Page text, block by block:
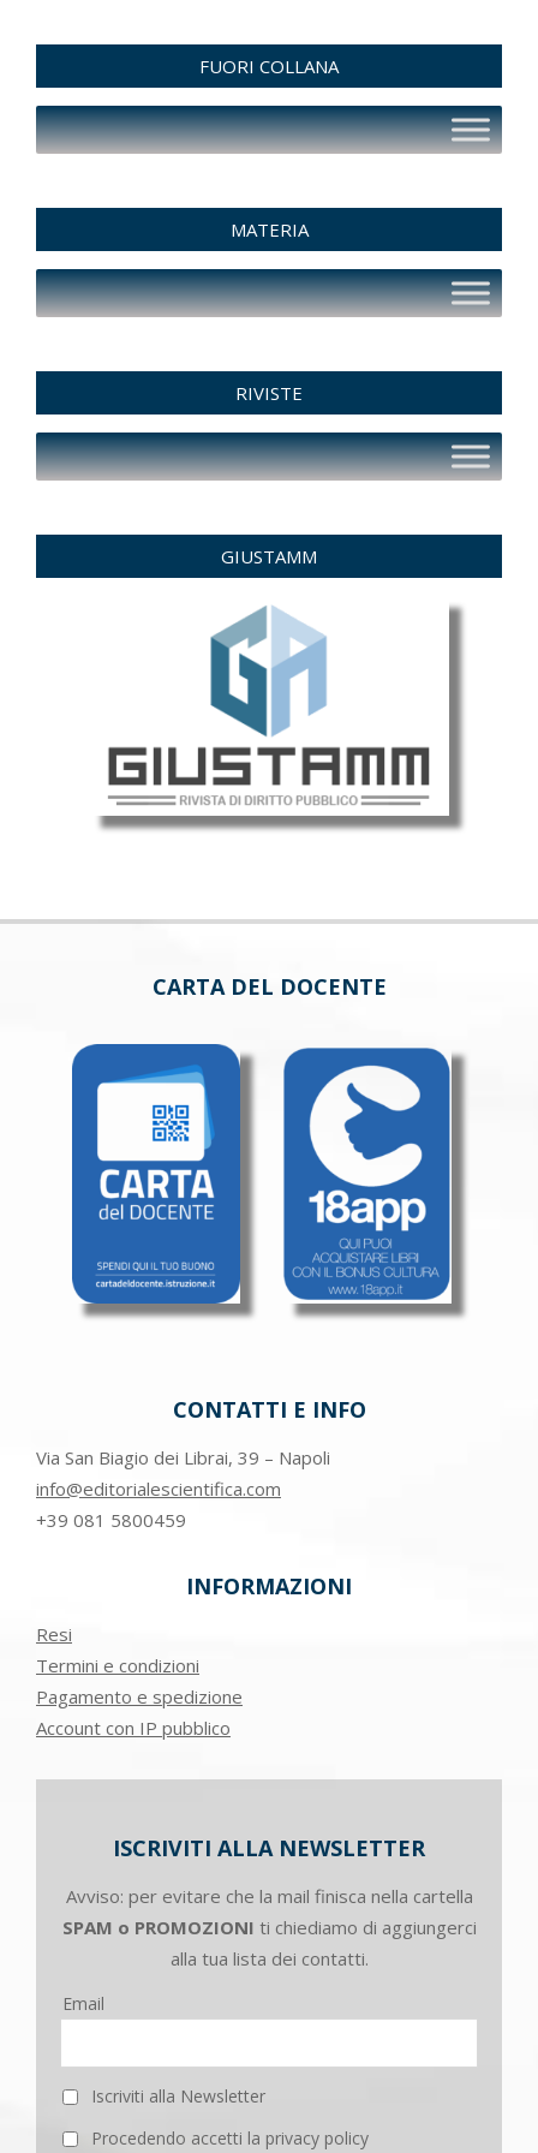
FUORI COLLANA
MATERIA
RIVISTE
GIUSTAMM
CARTA DEL DOCENTE
CONTATTI E INFO
Via San Biagio dei Librai, 39 – Napoli
info@editorialescientifica.com
+39 081 5800459
INFORMAZIONI
Resi
Termini e condizioni
Pagamento e spedizione
Account con IP pubblico
ISCRIVITI ALLA NEWSLETTER
Avviso: per evitare che la mail finisca nella cartella
SPAM o PROMOZIONI ti chiediamo di aggiungerci
alla tua lista dei contatti.
Email
Iscriviti alla Newsletter
Procedendo accetti la privacy policy